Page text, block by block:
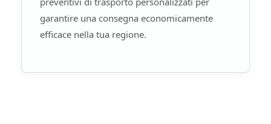
garantire una consegna economicamente
efficace nella tua regione.